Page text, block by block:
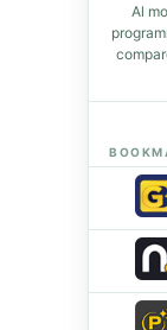
Al